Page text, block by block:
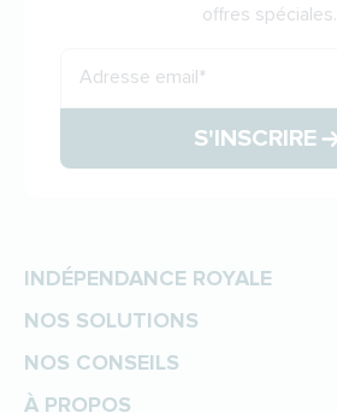
offres spéciales.
Adresse email*
S'INSCRIRE
INDÉPENDANCE ROYALE
NOS SOLUTIONS
NOS CONSEILS
À PROPOS